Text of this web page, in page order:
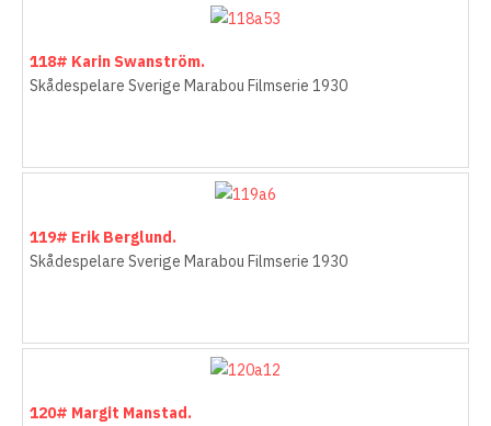
118# Karin Swanström.
Skådespelare Sverige Marabou Filmserie 1930
119# Erik Berglund.
Skådespelare Sverige Marabou Filmserie 1930
120# Margit Manstad.